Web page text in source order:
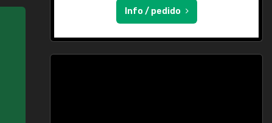
Info / pedido